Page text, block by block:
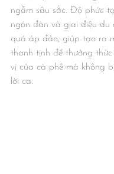
ngẫm sâu sắc. Độ phức
ngón đàn và giai điệu du
quá áp đảo, giúp tạo ra
thanh tịnh để thưởng
vị của cà phê mà không
lời ca.